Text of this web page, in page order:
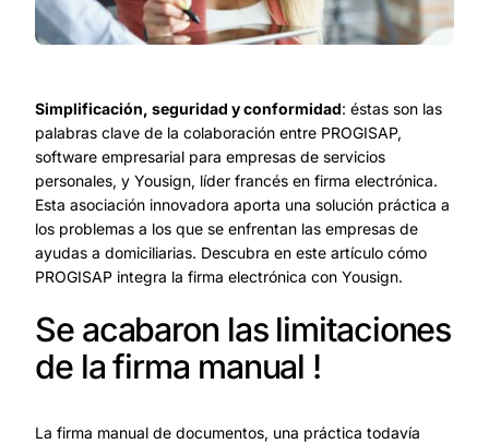
Simplificación, seguridad y conformidad: éstas son las
palabras clave de la colaboración entre PROGISAP,
software empresarial para empresas de servicios
personales, y Yousign, líder francés en firma electrónica.
Esta asociación innovadora aporta una solución práctica a
los problemas a los que se enfrentan las empresas de
ayudas a domiciliarias. Descubra en este artículo cómo
PROGISAP integra la firma electrónica con Yousign.
Se acabaron las limitaciones
de la firma manual !
La firma manual de documentos, una práctica todavía